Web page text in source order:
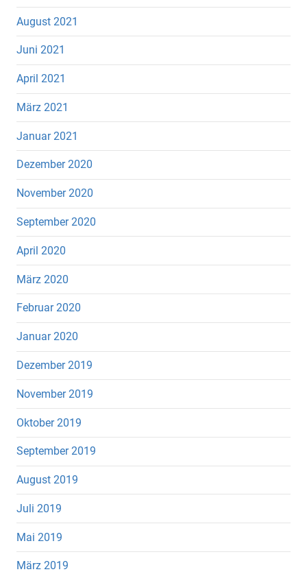
August 2021
Juni 2021
April 2021
März 2021
Januar 2021
Dezember 2020
November 2020
September 2020
April 2020
März 2020
Februar 2020
Januar 2020
Dezember 2019
November 2019
Oktober 2019
September 2019
August 2019
Juli 2019
Mai 2019
März 2019